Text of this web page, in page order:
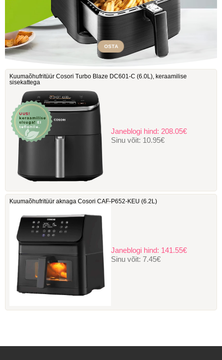
OSTA
Kuumaõhufritüür Cosori Turbo Blaze DC601-C ‎(6.0L), keraamilise
sisekattega
Janeblogi hind: 208.05€
Sinu võit: 10.95€
Kuumaõhufritüür aknaga Cosori ‎CAF-P652-KEU (6.2L)
Janeblogi hind: 141.55€
Sinu võit: 7.45€